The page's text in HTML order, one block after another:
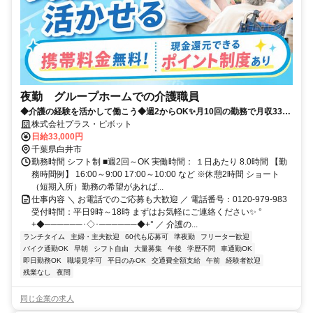
夜勤 グループホームでの介護職員
◆介護の経験を活かして働こう◆週2からOK✨月10回の勤務で月収33万
以上！プラス・ピボット独自の福利厚生が多数！
株式会社プラス・ピボット
日給33,000円
千葉県白井市
勤務時間 シフト制 ■週2回～OK 実働時間： １日あたり 8.0時間 【勤
務時間例】 16:00～9:00 17:00～10:00 など ※休憩2時間 ショート
（短期入所）勤務の希望があれば...
仕事内容 ＼ お電話でのご応募も大歓迎 ／ 電話番号：0120-979-983
受付時間：平日9時～18時 まずはお気軽にご連絡ください✨ °
+◆──────･◇･──────◆+° ／ 介護の...
ランチタイム 主婦・主夫歓迎 60代も応募可 準夜勤
フリーター歓迎
バイク通勤OK
早朝 シフト自由 大量募集 午後 学歴不問
車通勤OK
即日勤務OK
職場見学可 平日のみOK 交通費全額支給 午前
経験者歓迎
残業なし
夜間
同じ企業の求人